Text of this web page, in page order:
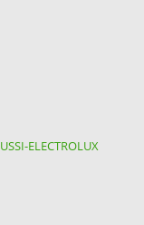
ELECTROLUX